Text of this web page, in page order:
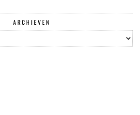
ARCHIEVEN